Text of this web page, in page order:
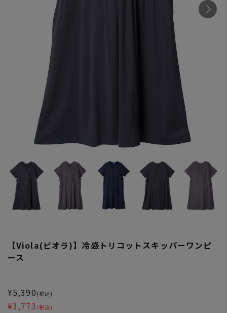
【Viola(ビオラ)】冷感トリコットスキッパーワンピ
ース
¥5,390(税込)
¥3,773 (税込)